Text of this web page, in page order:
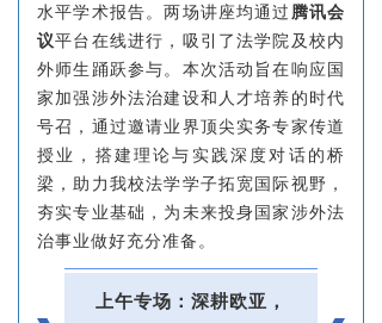
水平学术报告。两场讲座均通过 腾讯会
议平台在线进行，吸引了法学院及校内
外师生踊跃参与。本次活动旨在响应国
家加强涉外法治建设和人才培养的时代
号召，通过邀请业界顶尖实务专家传道
授业，搭建理论与实践深度对话的桥
梁，助力我校法学学子拓宽国际视野，
夯实专业基础，为未来投身国家涉外法
治事业做好充分准备。
上午专场：深耕欧亚，